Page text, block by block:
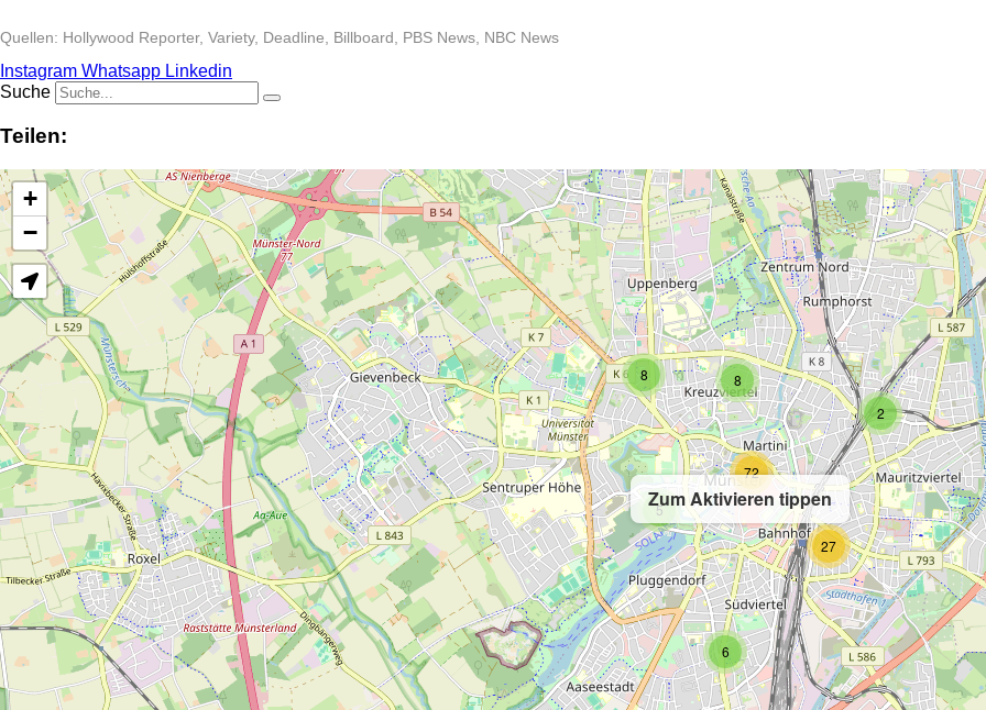
Quellen: Hollywood Reporter, Variety, Deadline, Billboard, PBS News, NBC News
Instagram Whatsapp Linkedin
Suche
Teilen:
Zum Aktivieren tippen
2
8
6
8
27
5
72
+
−